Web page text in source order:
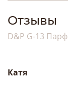
Отзывы
D&P G-13
Катя